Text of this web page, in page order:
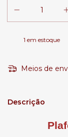
1 em estoque
Meios de
Descrição